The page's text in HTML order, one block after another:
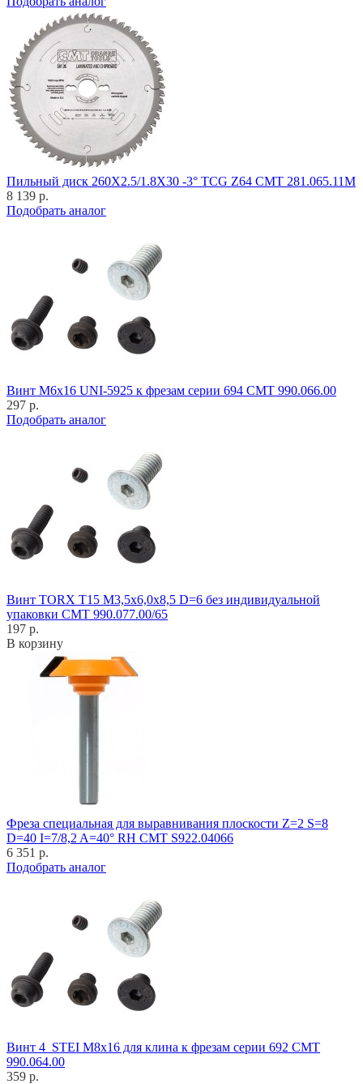
Пильный диск 260X2.5/1.8X30 -3° TCG Z64 CMT 281.065.11M
8 139 р.
Подобрать аналог
Винт M6x16 UNI-5925 к фрезам серии 694 CMT 990.066.00
297 р.
Подобрать аналог
Винт TORX T15 M3,5x6,0x8,5 D=6 без индивидуальной
упаковки CMT 990.077.00/65
197 р.
В корзину
Фреза специальная для выравнивания плоскости Z=2 S=8
D=40 I=7/8,2 A=40° RH CMT S922.04066
6 351 р.
Подобрать аналог
Винт 4_STEI M8x16 для клина к фрезам серии 692 CMT
990.064.00
359 р.